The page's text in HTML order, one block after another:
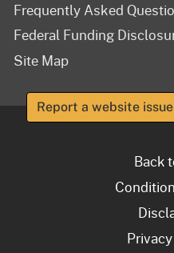
Frequently Asked
Federal Funding
Site Map
Report a website issue
Back